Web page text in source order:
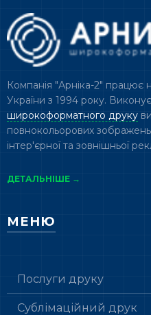
Компанія "Арніка-2" працює
України з 1994 року.
широкоформатного друку
повнокольорових зображень
інтер'єрної та зовнішньої
ДЕТАЛЬНІШЕ →
МЕНЮ
Послуги друку
Сублімаційний друк